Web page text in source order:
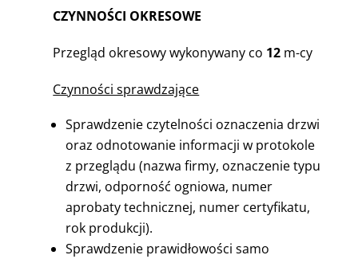
CZYNNOŚCI OKRESOWE
Przegląd okresowy wykonywany co 12 m-cy
Czynności sprawdzające
Sprawdzenie czytelności oznaczenia drzwi
oraz odnotowanie informacji w protokole
z przeglądu (nazwa firmy, oznaczenie typu
drzwi, odporność ogniowa, numer
aprobaty technicznej, numer certyfikatu,
rok produkcji).
Sprawdzenie prawidłowości samo